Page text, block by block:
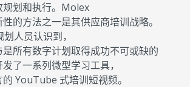
规划和执行。Molex
的方法之一是其供应商培训战略。
人员认识到，
所有数字计划取得成功不可或缺的
了一系列微型学习工具，
YouTube 式培训短视频。